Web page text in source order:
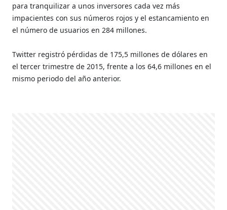
para tranquilizar a unos inversores cada vez más
impacientes con sus números rojos y el estancamiento en
el número de usuarios en 284 millones.
Twitter registró pérdidas de 175,5 millones de dólares en
el tercer trimestre de 2015, frente a los 64,6 millones en el
mismo periodo del año anterior.